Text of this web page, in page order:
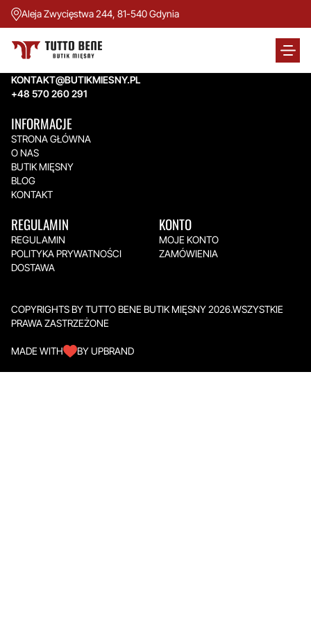
Aleja Zwycięstwa 244, 81-540 Gdynia
TUTTO BENE BUTIK MIĘSNY
Aleja Zwycięstwa 244,
KONTAKT@BUTIKMIESNY.PL
+48 570 260 291
INFORMACJE
STRONA GŁÓWNA
O NAS
BUTIK MIĘSNY
BLOG
KONTAKT
REGULAMIN
REGULAMIN
POLITYKA PRYWATNOŚCI
DOSTAWA
KONTO
MOJE KONTO
ZAMÓWIENIA
COPYRIGHTS BY TUTTO BENE BUTIK MIĘSNY 2026.WSZYSTKIE
PRAWA ZASTRZEŻONE
MADE WITH BY UPBRAND